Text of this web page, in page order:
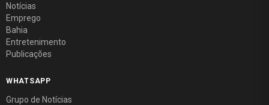
Notícias
Emprego
Bahia
Entretenimento
Publicações
WHATSAPP
Grupo de Notícias